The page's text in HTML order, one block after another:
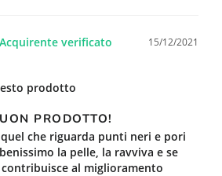
15/12/2021
prodotto
PRODOTTO!
che riguarda punti neri e pori
la pelle, la ravviva e se
al miglioramento